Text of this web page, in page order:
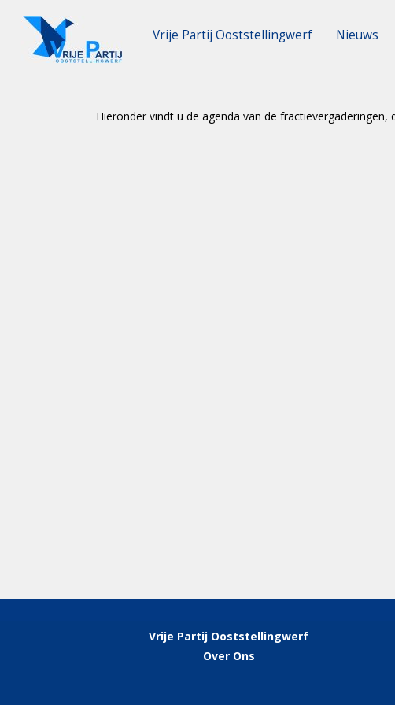
Vrije Partij Ooststellingwerf Nieuws
Hieronder vindt u de agenda van de
Vrije Partij Ooststellingwerf
Over Ons